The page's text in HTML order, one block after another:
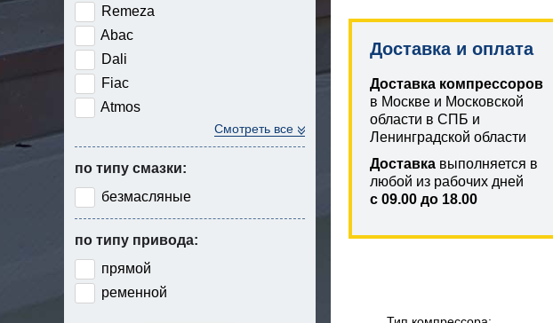
Remeza
Abac
Dali
Fiac
Atmos
Смотреть все
по типу смазки:
безмасляные
по типу привода:
прямой
ременной
Доставка и оплата
Доставка компрессоров
в Москве и Московской
области в СПБ и
Ленинградской области
Доставка выполняется в
любой из рабочих дней
с 09.00 до 18.00